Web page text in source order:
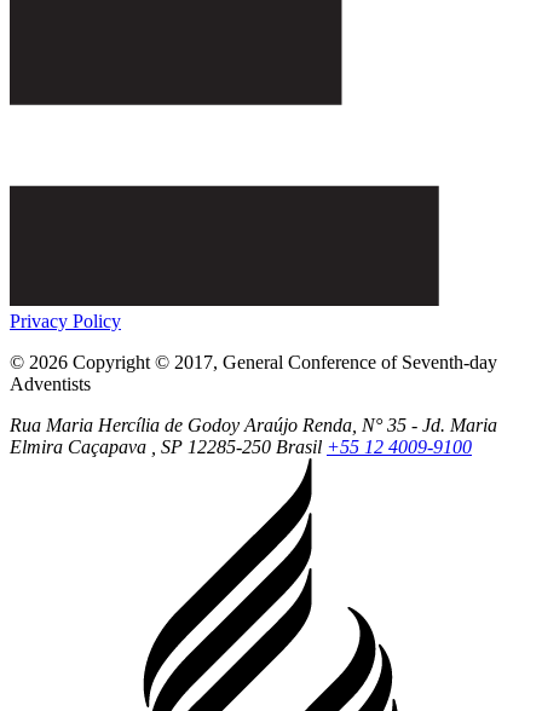
Privacy Policy
© 2026 Copyright © 2017, General Conference of Seventh-day
Adventists
Rua Maria Hercília de Godoy Araújo Renda, N° 35 - Jd. Maria
Elmira Caçapava , SP 12285-250 Brasil +55 12 4009-9100